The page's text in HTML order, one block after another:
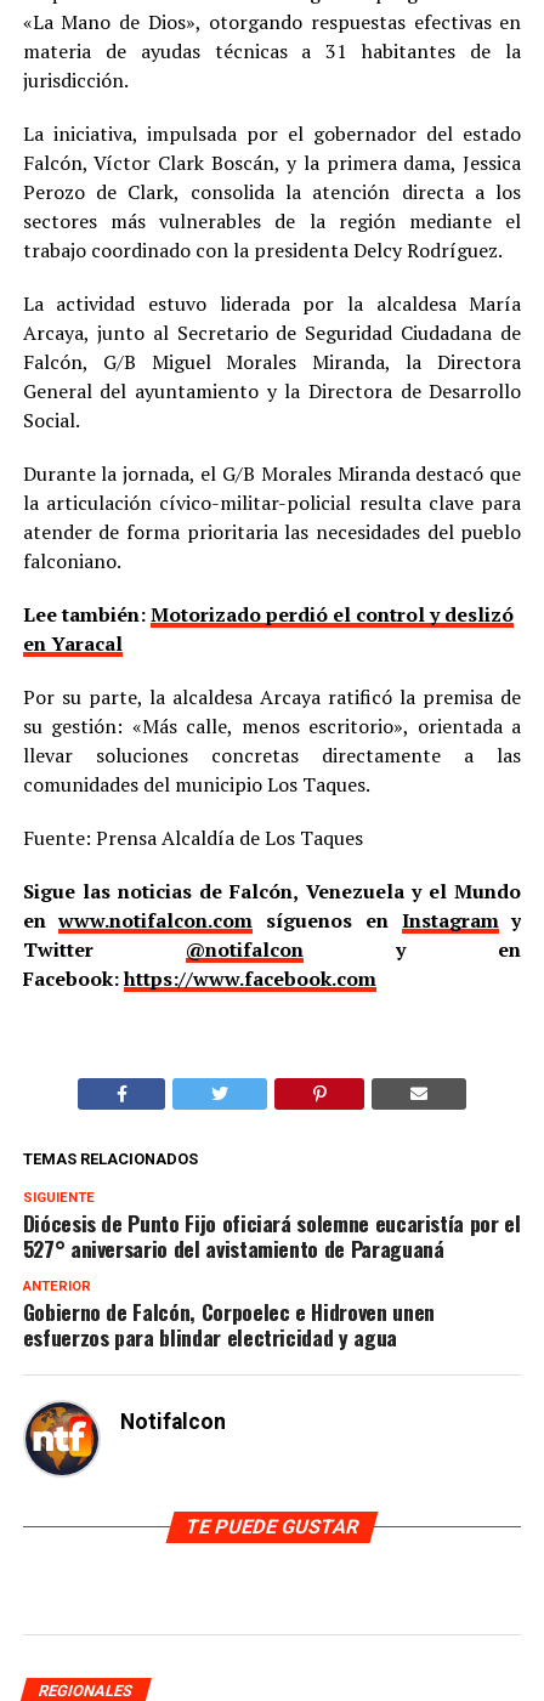
«La Mano de Dios», otorgando respuestas efectivas en
materia de ayudas técnicas a 31 habitantes de la
jurisdicción.
La iniciativa, impulsada por el gobernador del estado
Falcón, Víctor Clark Boscán, y la primera dama, Jessica
Perozo de Clark, consolida la atención directa a los
sectores más vulnerables de la región mediante el
trabajo coordinado con la presidenta Delcy Rodríguez.
La actividad estuvo liderada por la alcaldesa María
Arcaya, junto al Secretario de Seguridad Ciudadana de
Falcón, G/B Miguel Morales Miranda, la Directora
General del ayuntamiento y la Directora de Desarrollo
Social.
Durante la jornada, el G/B Morales Miranda destacó que
la articulación cívico-militar-policial resulta clave para
atender de forma prioritaria las necesidades del pueblo
falconiano.
Lee también:Motorizado perdió el control y deslizó
en Yaracal
Por su parte, la alcaldesa Arcaya ratificó la premisa de
su gestión: «Más calle, menos escritorio», orientada a
llevar soluciones concretas directamente a las
comunidades del municipio Los Taques.
Fuente: Prensa Alcaldía de Los Taques
Sigue las noticias de Falcón, Venezuela y el Mundo
enwww.notifalcon.com síguenos en Instagramy
Twitter @notifalcony en
Facebook:https://www.facebook.com
TEMAS RELACIONADOS
SIGUIENTE
Diócesis de Punto Fijo oficiará solemne eucaristía por el
527° aniversario del avistamiento de Paraguaná
ANTERIOR
Gobierno de Falcón, Corpoelec e Hidroven unen
esfuerzos para blindar electricidad y agua
Notifalcon
TE PUEDE GUSTAR
REGIONALES